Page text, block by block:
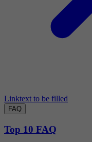
Linktext to be filled
FAQ
Top 10 FAQ